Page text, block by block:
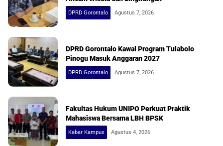
DPRD Gorontalo Agustus 7, 2026
DPRD Gorontalo Kawal Program Tulabolo
Pinogu Masuk Anggaran 2027
DPRD Gorontalo Agustus 7, 2026
Fakultas Hukum UNIPO Perkuat Praktik
Mahasiswa Bersama LBH BPSK
Kabar Kampus Agustus 4, 2026